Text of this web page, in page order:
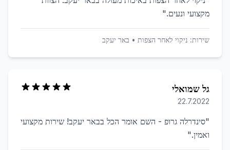
מקצועי ונעים."
שירות: ניקוי לאחר הצפות • באר יעקב
גל שמואלי
22.7.2022
"סינדרלה גרופ - השם אומר הכל בבאר יעקב! שירות מקצועי
ואמין."